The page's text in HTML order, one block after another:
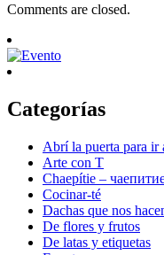
Comments are closed.
Categorías
Abrí la puerta para ir
Arte con T
Chaepítie –
Cocinar-té
Dachas que nos
De flores y frutos
De latas y etiquetas